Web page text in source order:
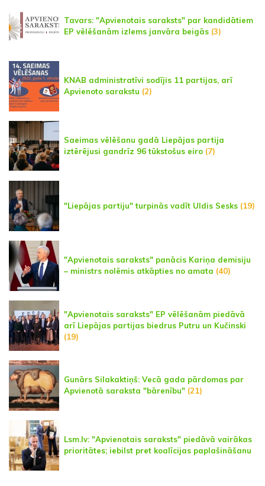
Tavars: "Apvienotais saraksts" par kandidātiem
EP vēlēšanām izlems janvāra beigās (3)
KNAB administratīvi sodījis 11 partijas, arī
Apvienoto sarakstu (2)
Saeimas vēlēšanu gadā Liepājas partija
iztērējusi gandrīz 96 tūkstošus eiro (7)
"Liepājas partiju" turpinās vadīt Uldis Sesks (19)
"Apvienotais saraksts" panācis Kariņa demisiju
– ministrs nolēmis atkāpties no amata (40)
"Apvienotais saraksts" EP vēlēšanām piedāvā
arī Liepājas partijas biedrus Putru un Kučinski
(19)
Gunārs Silakaktiņš: Vecā gada pārdomas par
Apvienotā saraksta "bārenību" (21)
Lsm.lv: "Apvienotais saraksts" piedāvā vairākas
prioritātes; iebilst pret koalīcijas paplašināšanu